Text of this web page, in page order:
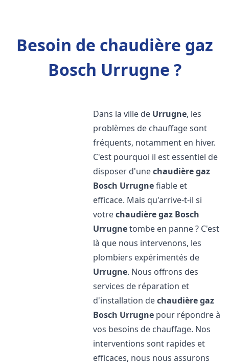
Besoin de chaudière gaz
Bosch Urrugne ?
Dans la ville de Urrugne, les
problèmes de chauffage sont
fréquents, notamment en hiver.
C'est pourquoi il est essentiel de
disposer d'unechaudière gaz
Bosch Urrugnefiable et
efficace. Mais qu'arrive-t-il si
votrechaudière gaz Bosch
Urrugnetombe en panne ? C'est
là que nous intervenons, les
plombiers expérimentés de
Urrugne. Nous offrons des
services de réparation et
d'installation dechaudière gaz
Bosch Urrugne pour répondre à
vos besoins de chauffage. Nos
interventions sont rapides et
efficaces, nous nous assurons